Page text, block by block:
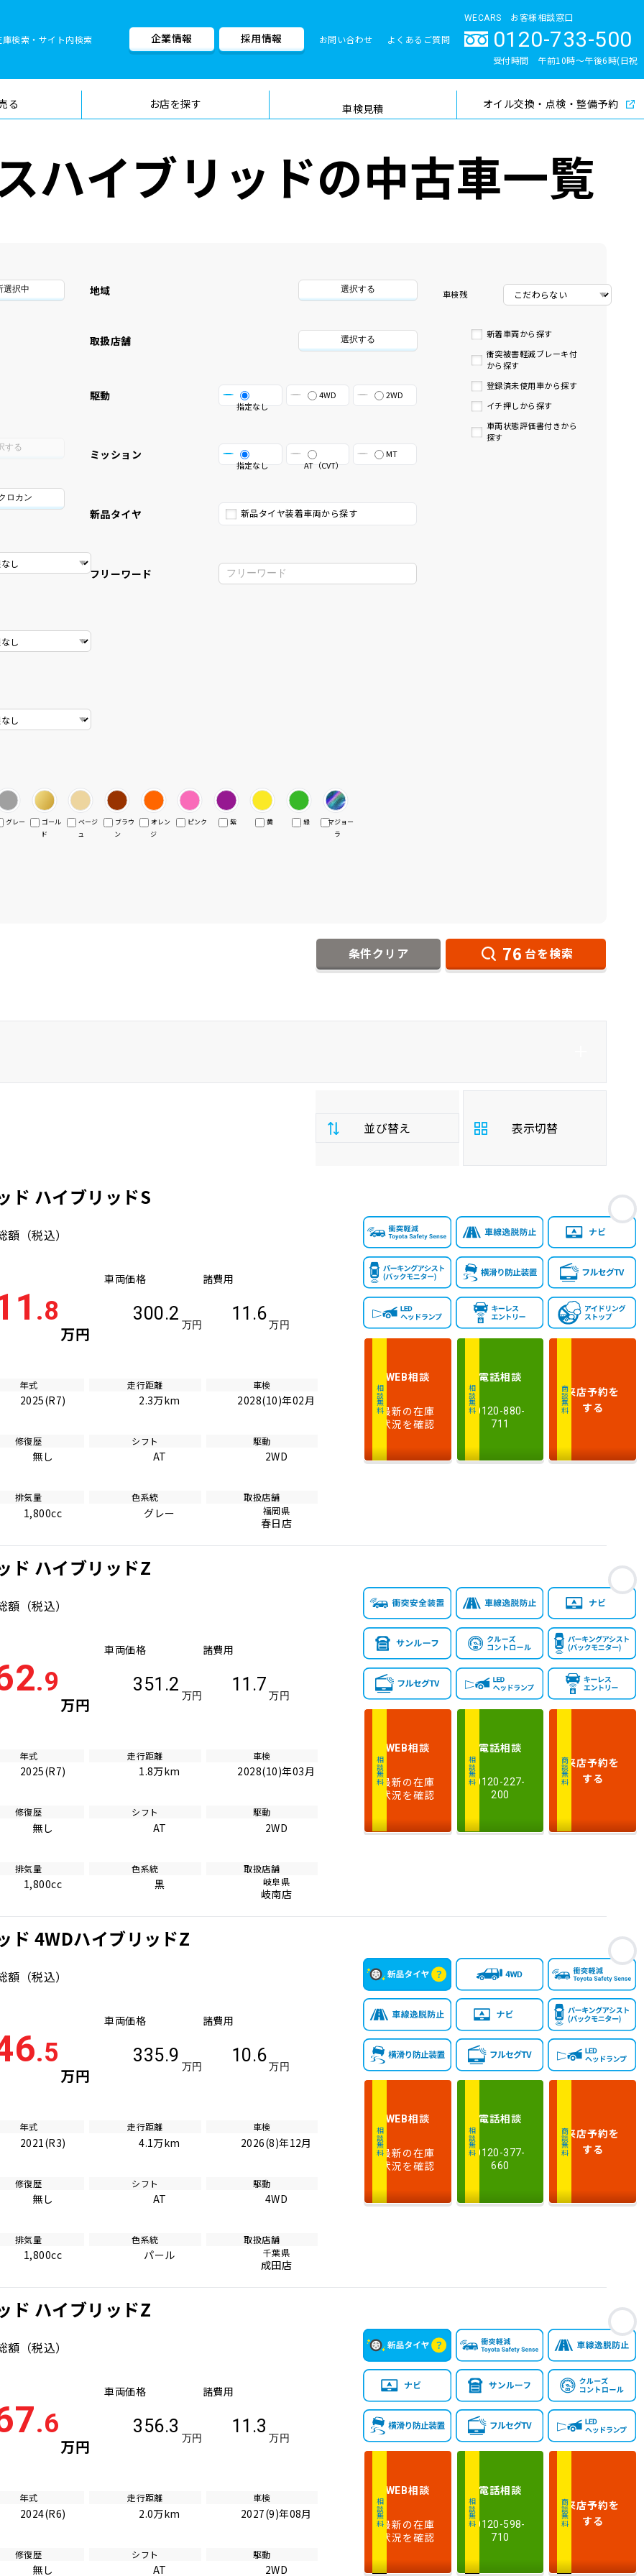
庫検索・サイト内検索
検索
企業情報 採用情報 お問い合わせ よくあるご質問
WECARS お客様相談窓口
0120-733-500
受付時間 午前10時〜午後6時(日祝
る お店を探す 車検見積
車検料金・メニュー 品質管理とサポート体制
オイル交換・点検・整備予約
ハイブリッドの中古車一覧
選択中
する
ロカン
地域 選択する
取扱店舗 選択する
駆動
指定なし
4WD 2WD
ミッション
指定なし AT（CVT）
MT
新品タイヤ 新品タイヤ装着車両から探す
フリーワード
車検残
新着車両から探す
衝突被害軽減ブレーキ付
から探す
登録済未使用車から探す
イチ押しから探す
車両状態評価書付きから
探す
グレー
ゴール
ド
ベージ
ュ
ブラウ
ン
オレン
ジ
ピンク 紫 黄 緑
マジョー
ラ
条件クリア 76 台を検索
並び替え
払
総
額
安い順 高い順
年
式
新しい順 古い順
走
行
少ない順 多い順
気
量
大きい順 小さい順
検
多い順 少ない順
表示切替
お
ド ハイブリッドS
額 （税込）
.8
万円
車両価格
300.2
万円
諸費用
11.6
万円
年式
2025(R7)
走行距離
2.3万km
車検
2028(10)年02月
修復歴
無し
シフト
AT
駆動
2WD
排気量
1,800cc
色系統
グレー
取扱店舗
福岡県
春日店
相談無料
WEB相談
最新の在庫
状況を確認
相談無料
電話相談
0120-880-
711
商談無料来店予約を
する
お
ド ハイブリッドZ
額 （税込）
.9
万円
車両価格
351.2
万円
諸費用
11.7
万円
年式
2025(R7)
走行距離
1.8万km
車検
2028(10)年03月
修復歴
無し
シフト
AT
駆動
2WD
排気量
1,800cc
色系統
黒
取扱店舗
岐阜県
岐南店
相談無料
WEB相談
最新の在庫
状況を確認
相談無料
電話相談
0120-227-
200
商談無料来店予約を
する
お
ド 4WDハイブリッドZ
額 （税込）
.5
万円
車両価格
335.9
万円
諸費用
10.6
万円
年式
2021(R3)
走行距離
4.1万km
車検
2026(8)年12月
修復歴
無し
シフト
AT
駆動
4WD
排気量
1,800cc
色系統
パール
取扱店舗
千葉県
成田店
相談無料
WEB相談
最新の在庫
状況を確認
相談無料
電話相談
0120-377-
660
商談無料来店予約を
する
お
ド ハイブリッドZ
額 （税込）
.6
万円
車両価格
356.3
万円
諸費用
11.3
万円
年式
2024(R6)
走行距離
2.0万km
車検
2027(9)年08月
修復歴
無し
シフト
AT
駆動
2WD
相談無料
WEB相談
最新の在庫
状況を確認
相談無料
電話相談
0120-598-
710
商談無料来店予約を
する